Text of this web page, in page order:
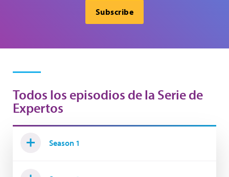
Subscribe
Todos los episodios de la Serie de
Expertos
Season 1